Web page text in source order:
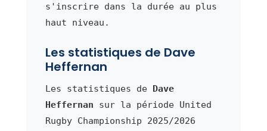
s'inscrire dans la durée au plus
haut niveau.
Les statistiques de Dave
Heffernan
Les statistiques de Dave
Heffernan sur la période United
Rugby Championship 2025/2026